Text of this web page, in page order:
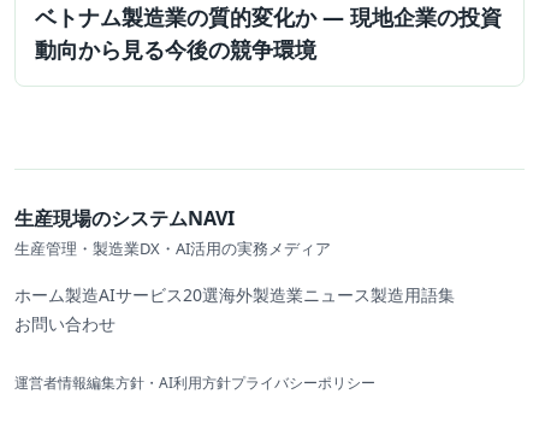
ベトナム製造業の質的変化か ― 現地企業の投資
動向から見る今後の競争環境
生産現場のシステムNAVI
生産管理・製造業DX・AI活用の実務メディア
ホーム製造AIサービス20選海外製造業ニュース製造用語集
お問い合わせ
運営者情報編集方針・AI利用方針プライバシーポリシー